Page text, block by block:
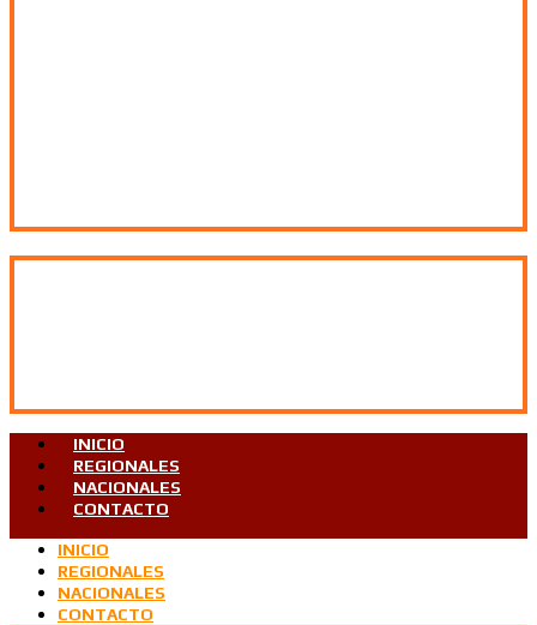
INICIO
REGIONALES
NACIONALES
CONTACTO
INICIO
REGIONALES
NACIONALES
CONTACTO